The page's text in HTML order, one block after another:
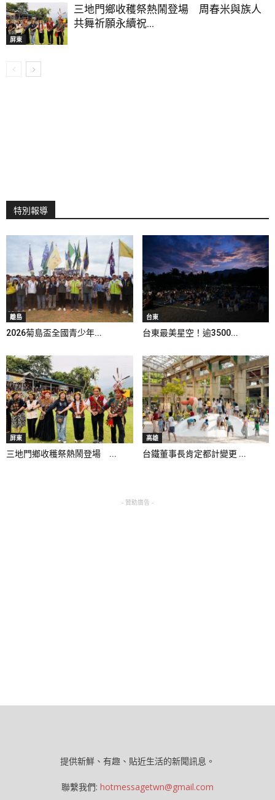
屏東
三地門鄉收穫祭熱鬧登場 周春米與族人
共舞祈願永續祝...
特別報導
離島
2026菊島盃全國青少年...
台東
台東最美星空！逾3500...
屏東
三地門鄉收穫祭熱鬧登場 ...
高雄
台鐵董事長肯定都計變更 ...
- 贊助廣告 -
提供新鮮、有趣、貼近生活的新聞訊息。
聯繫我們: hotmessagetwn@gmail.com